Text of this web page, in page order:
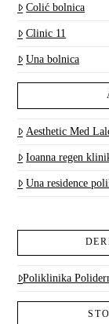
Colić bolnica
Clinic 11
Una bolnica
Aesthetic Med
Ioanna regen
Una residence
Poliklinika